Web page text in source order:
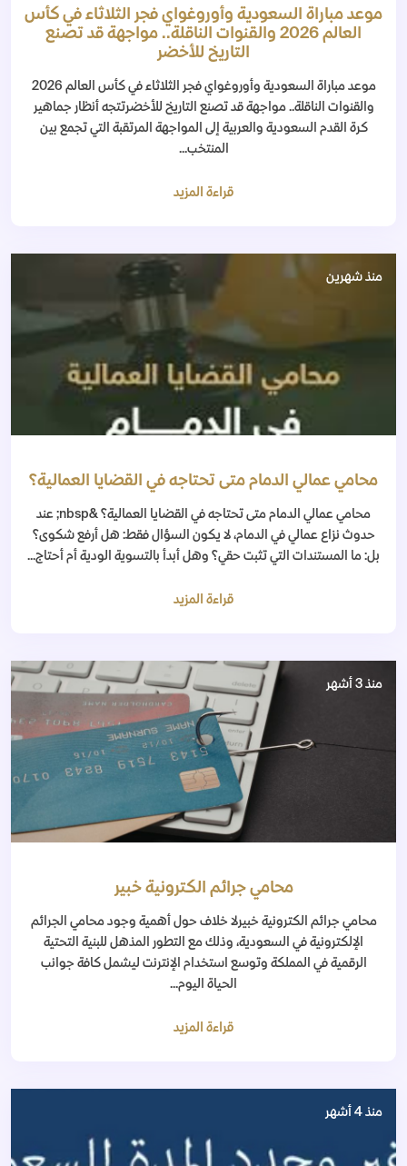
موعد مباراة السعودية وأوروغواي فجر الثلاثاء في كأس
العالم 2026 والقنوات الناقلة.. مواجهة قد تصنع
التاريخ للأخضر
موعد مباراة السعودية وأوروغواي فجر الثلاثاء في كأس العالم 2026
والقنوات الناقلة.. مواجهة قد تصنع التاريخ للأخضرتتجه أنظار جماهير
كرة القدم السعودية والعربية إلى المواجهة المرتقبة التي تجمع بين
المنتخب...
قراءة المزيد
منذ شهرين
محامي عمالي الدمام متى تحتاجه في القضايا العمالية؟
محامي عمالي الدمام متى تحتاجه في القضايا العمالية؟ &nbsp; عند
حدوث نزاع عمالي في الدمام، لا يكون السؤال فقط: هل أرفع شكوى؟
بل: ما المستندات التي تثبت حقي؟ وهل أبدأ بالتسوية الودية أم أحتاج...
قراءة المزيد
منذ 3 أشهر
محامي جرائم الكترونية خبير
محامي جرائم الكترونية خبيرلا خلاف حول أهمية وجود محامي الجرائم
الإلكترونية في السعودية، وذلك مع التطور المذهل للبنية التحتية
الرقمية في المملكة وتوسع استخدام الإنترنت ليشمل كافة جوانب
الحياة اليوم...
قراءة المزيد
منذ 4 أشهر